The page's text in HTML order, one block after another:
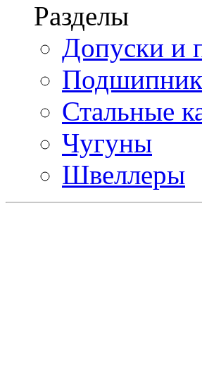
Разделы
Допуски и
Стальные
Чугуны
Швеллеры